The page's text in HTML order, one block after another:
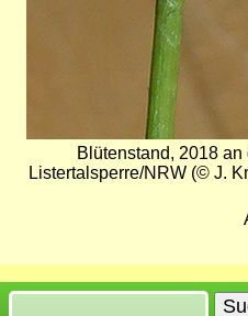
Blütenstand, 2018 an
Listertalsperre/NRW (© J.
Suche